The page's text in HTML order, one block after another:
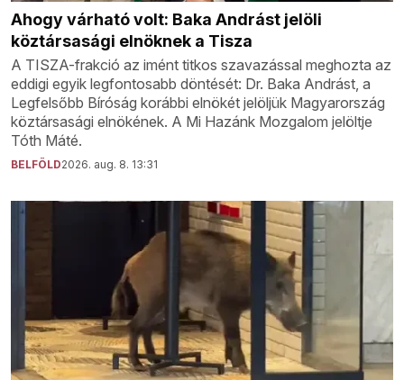
Ahogy várható volt: Baka Andrást jelöli
köztársasági elnöknek a Tisza
A TISZA-frakció az imént titkos szavazással meghozta az
eddigi egyik legfontosabb döntését: Dr. Baka Andrást, a
Legfelsőbb Bíróság korábbi elnökét jelöljük Magyarország
köztársasági elnökének. A Mi Hazánk Mozgalom jelöltje
Tóth Máté.
BELFÖLD2026. aug. 8. 13:31